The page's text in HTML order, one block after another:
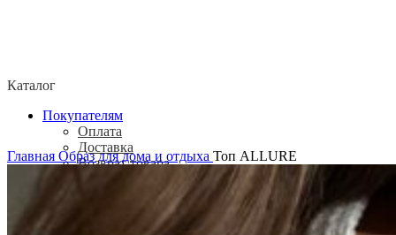
Каталог
Покупателям
Оплата
Доставка
Возврат товара
Политика конфиденциальности
Согласие посетителя сайта на обработку
персональных данных
О нас
Главная Образ для дома и отдыха Топ ALLURE